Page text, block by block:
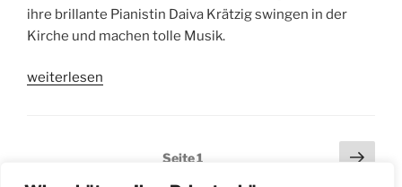
ihre brillante Pianistin Daiva Krätzig swingen in der
Kirche und machen tolle Musik.
„Bücherflohmarkt
weiterlesen
Seitennummerierung
Seite1